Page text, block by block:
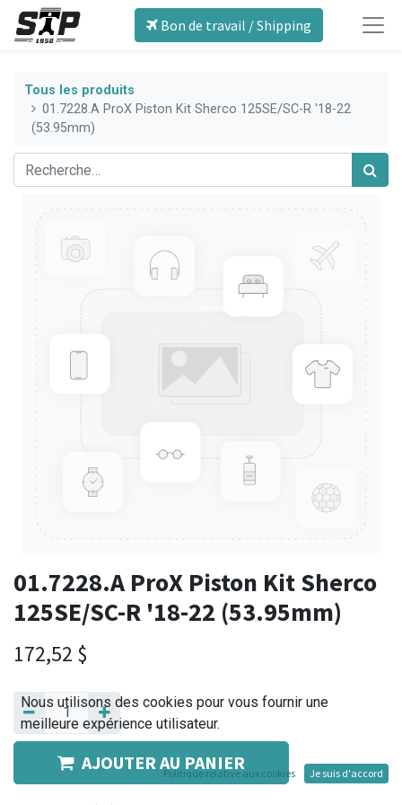
Bon de travail / Shipping
Tous les produits
01.7228.A ProX Piston Kit Sherco 125SE/SC-R '18-22
(53.95mm)
01.7228.A ProX Piston Kit Sherco
125SE/SC-R '18-22 (53.95mm)
172,52 $
AJOUTER AU PANIER
Nous utilisons des cookies pour vous fournir une
meilleure expérience utilisateur.
Politique relative aux cookies Je suis d'accord